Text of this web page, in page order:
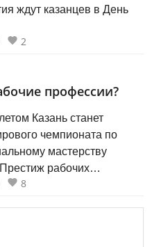
целью которого
татарской
ждут казанцев в День
2
профессии?
Казань станет
чемпионата по
мастерству
рабочих
растёт. Героиня этой
8